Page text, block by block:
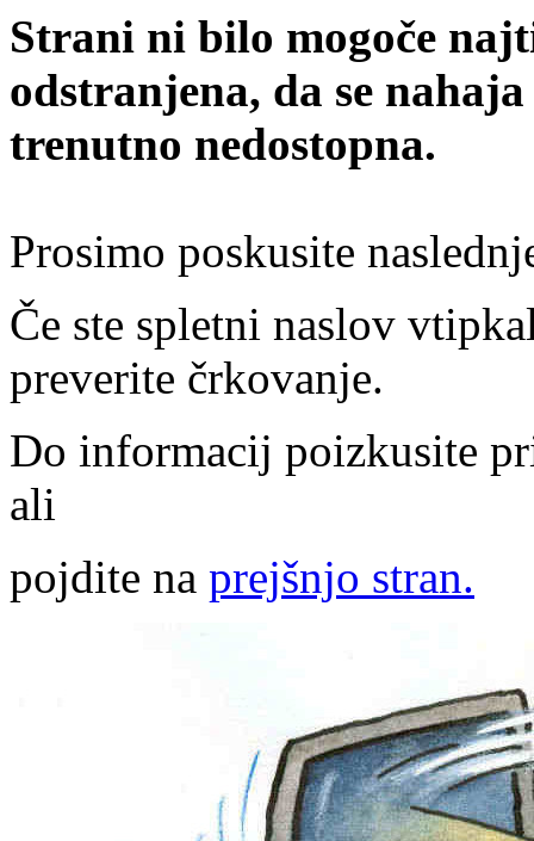
Strani ni bilo mogoče
odstranjena, da se
trenutno nedostopna.
Prosimo poskusite
Če ste spletni naslov
preverite črkovanje.
Do informacij poizkusite
ali
pojdite na prejšnjo stran.